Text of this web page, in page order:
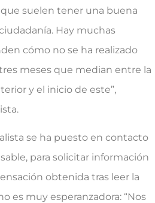
que suelen tener una buena
Hay muchas
cómo no se ha realizado
meses que median entre la
y el inicio de este”,
se ha puesto en contacto
para solicitar información
obtenida tras leer la
es muy esperanzadora: “Nos